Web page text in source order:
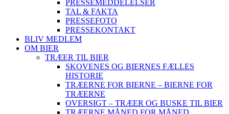
PRESSEMEDDELELSER
TAL & FAKTA
PRESSEFOTO
PRESSEKONTAKT
BLIV MEDLEM
OM BIER
TRÆER TIL BIER
SKOVENES OG BIERNES FÆLLES
HISTORIE
TRÆERNE FOR BIERNE – BIERNE FOR
TRÆERNE
OVERSIGT – TRÆER OG BUSKE TIL BIER
TRÆERNE MÅNED FOR MÅNED